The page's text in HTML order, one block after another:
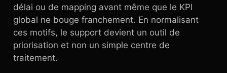
délai ou de mapping avant même que le KPI
global ne bouge franchement. En normalisant
ces motifs, le support devient un outil de
priorisation et non un simple centre de
traitement.